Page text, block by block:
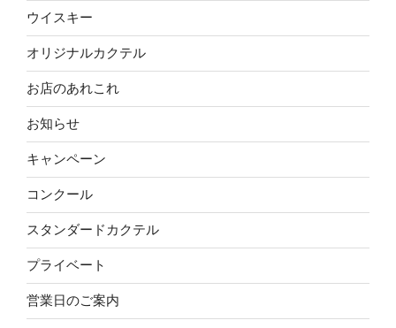
ウイスキー
オリジナルカクテル
お店のあれこれ
お知らせ
キャンペーン
コンクール
スタンダードカクテル
プライベート
営業日のご案内